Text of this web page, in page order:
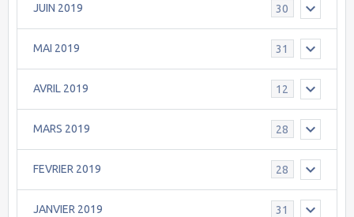
JUIN 2019 30
MAI 2019 31
AVRIL 2019 12
MARS 2019 28
FEVRIER 2019 28
JANVIER 2019 31